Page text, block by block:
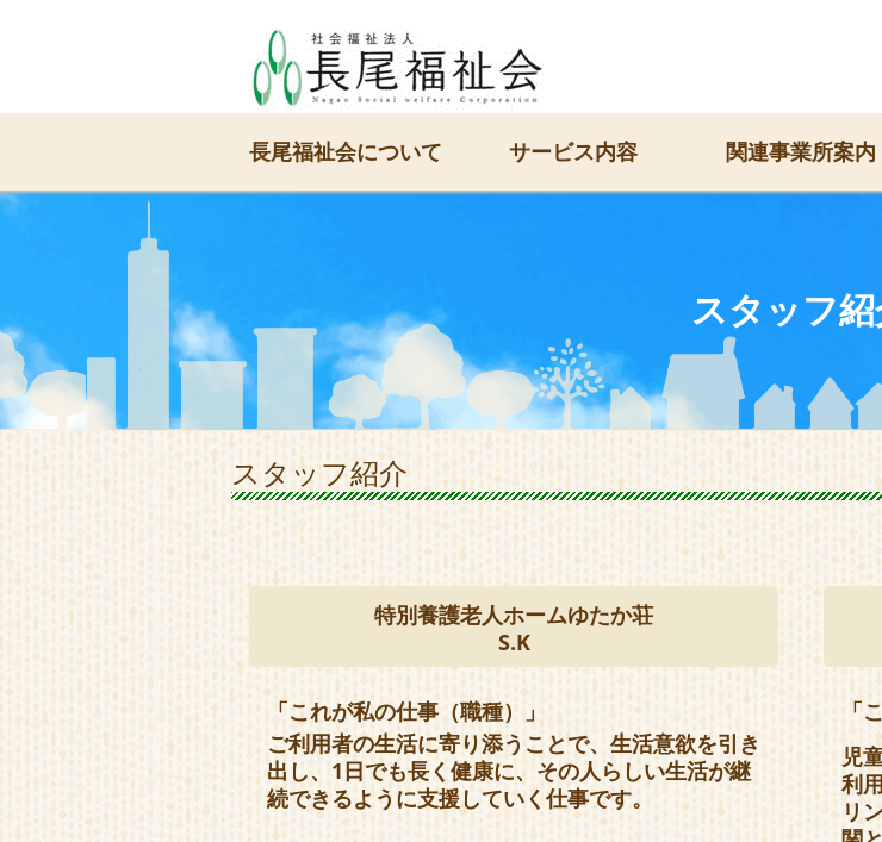
長尾福祉会について サービス内容 関連事業所案内
スタッフ
スタッフ紹介
特別養護老人ホームゆたか荘
S.K
「これが私の仕事（職種）」
ご利用者の生活に寄り添うことで、生活意欲を引き
出し、1日でも長く健康に、その人らしい生活が継
続できるように支援していく仕事です。
「
児
利
リ